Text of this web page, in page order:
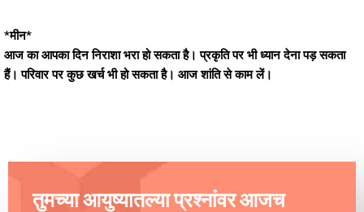
*मीन*
आज का आपका दिन निराशा भरा हो सकता है। प्रकृति पर भी ध्यान देना पड़ सकता
हैं। परिवार पर कुछ खर्च भी हो सकता है। आज शांति से काम लें।
तुमच्या आयुष्यातल्या प्रश्नांवर आजच